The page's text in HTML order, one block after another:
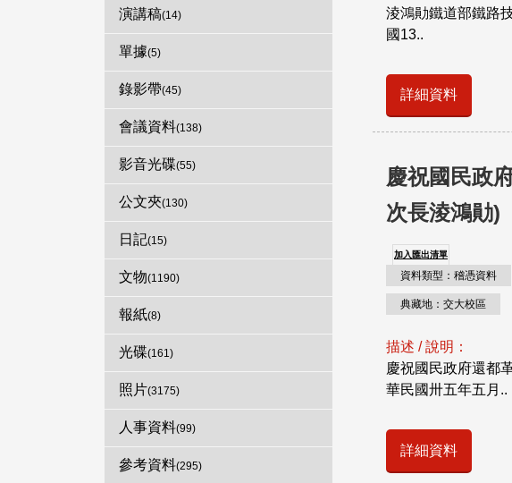
演講稿(14)
單據(5)
錄影帶(45)
會議資料(138)
影音光碟(55)
公文夾(130)
日記(15)
文物(1190)
報紙(8)
光碟(161)
照片(3175)
人事資料(99)
參考資料(295)
淩鴻勛鐵道部鐵路
國13..
詳細資料
慶祝國民政
次長淩鴻勛)
加入匯出清單
資料類型：稽憑資料
典藏地：交大校區
描述 / 說明：
慶祝國民政府還都
華民國卅五年五月..
詳細資料